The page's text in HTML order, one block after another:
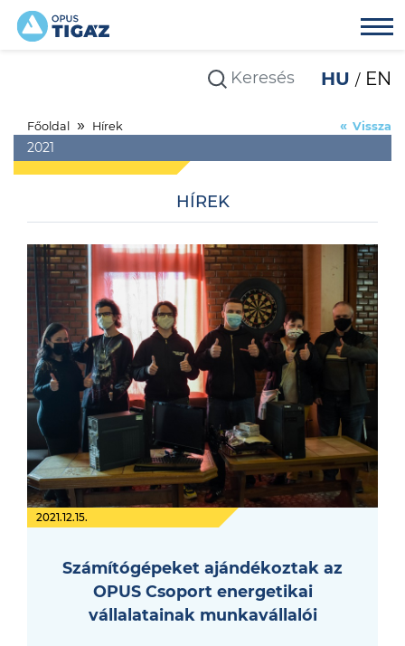
HU EN
Főoldal Hírek
2021
Vissza
HÍREK
2021.12.15.
Számítógépeket ajándékoztak az
OPUS Csoport energetikai
vállalatainak munkavállalói